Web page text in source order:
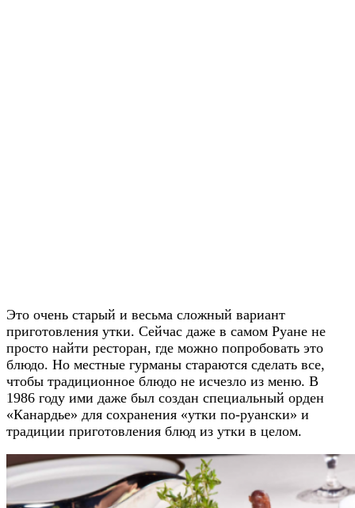
Это очень старый и весьма сложный вариант
приготовления утки. Сейчас даже в самом Руане не
просто найти ресторан, где можно попробовать это
блюдо. Но местные гурманы стараются сделать все,
чтобы традиционное блюдо не исчезло из меню. В
1986 году ими даже был создан специальный орден
«Канардье» для сохранения «утки по-руански» и
традиции приготовления блюд из утки в целом.